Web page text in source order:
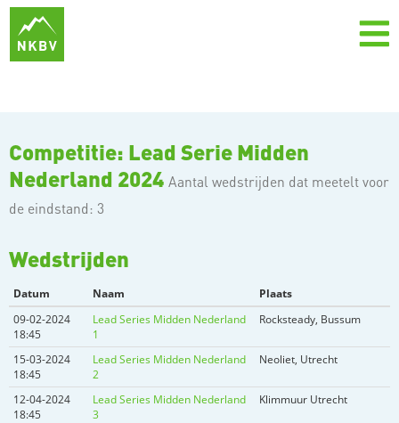
Competitie: Lead Serie Midden
Nederland 2024 Aantal wedstrijden dat meetelt voor
de eindstand: 3
Wedstrijden
Datum Naam
Plaats
09-02-2024
18:45
Lead Series Midden Nederland
1
Rocksteady, Bussum
15-03-2024
18:45
Lead Series Midden Nederland
2
Neoliet, Utrecht
12-04-2024
18:45
Lead Series Midden Nederland
3
Klimmuur Utrecht